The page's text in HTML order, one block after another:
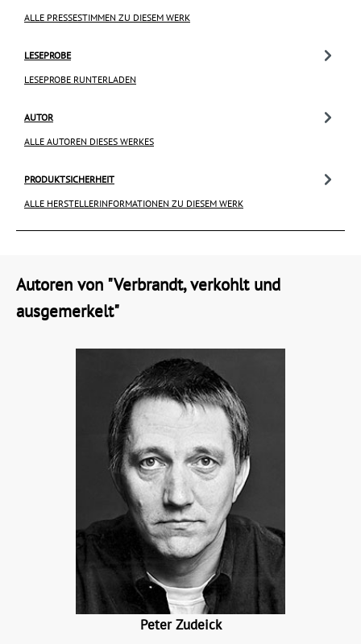
ALLE PRESSESTIMMEN ZU DIESEM WERK
LESEPROBE
LESEPROBE RUNTERLADEN
AUTOR
ALLE AUTOREN DIESES WERKES
PRODUKTSICHERHEIT
ALLE HERSTELLERINFORMATIONEN ZU DIESEM WERK
Autoren von "Verbrandt, verkohlt und
ausgemerkelt"
Peter Zudeick